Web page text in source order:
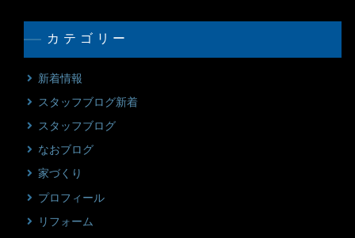
カテゴリー
新着情報
スタッフブログ新着
スタッフブログ
なおブログ
家づくり
プロフィール
リフォーム